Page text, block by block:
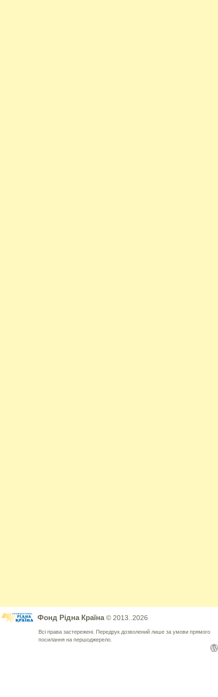
Фонд Рідна Країна© 2013..2026
Всі права застережені. Передрук дозволений лише за умови прямого
посилання на першоджерело.